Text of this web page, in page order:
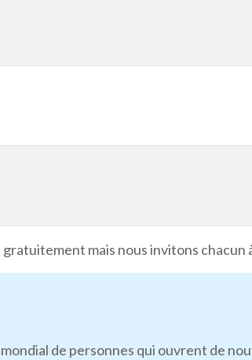
mais nous invitons
de personnes qui ouvrent de